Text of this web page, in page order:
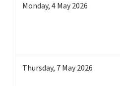
Monday,4May 2026
Thursday, 7May 2026